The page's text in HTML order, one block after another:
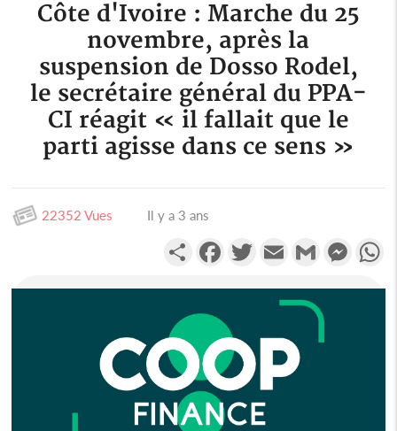
Côte d'Ivoire : Marche du 25
novembre, après la
suspension de Dosso Rodel,
le secrétaire général du PPA-
CI réagit « il fallait que le
parti agisse dans ce sens »
22352 Vues Il y a 3 ans
PartagerFacebookTwitterEmail Gmail